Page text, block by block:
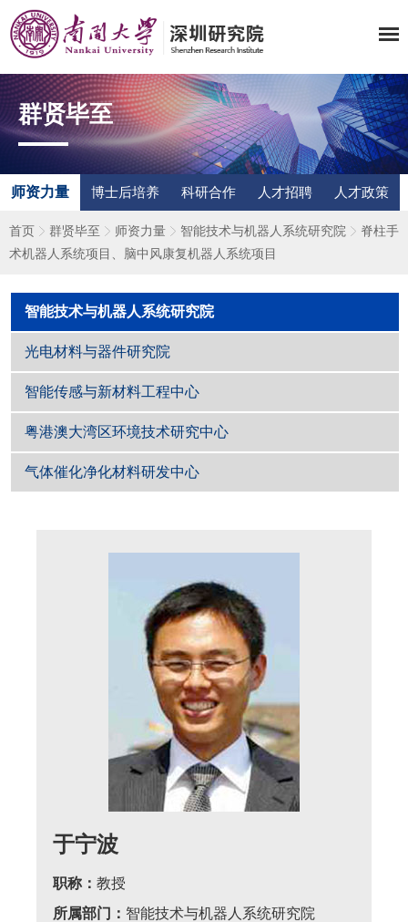
群贤毕至
师资力量 博士后培养 科研合作 人才招聘 人才政策
首页 群贤毕至 师资力量 智能技术与机器人系统研究院
脊柱手
术机器人系统项目、脑中风康复机器人系统项目
智能技术与机器人系统研究院
光电材料与器件研究院
智能传感与新材料工程中心
粤港澳大湾区环境技术研究中心
气体催化净化材料研发中心
于宁波
职称：教授
所属部门： 智能技术与机器人系统研究院